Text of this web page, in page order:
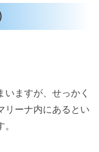
ますが、せっかく
リーナ内にあるとい